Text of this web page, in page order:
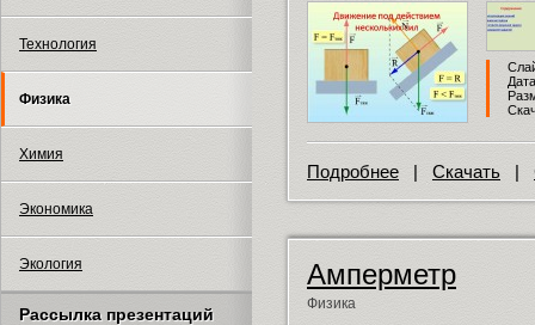
Технология
Физика
Химия
Экономика
Экология
Рассылка презентаций
Подробнее | Скачать |
Амперметр
Физика